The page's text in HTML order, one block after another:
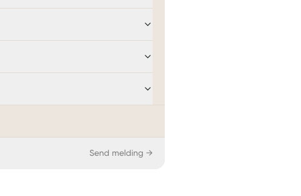
Send melding →